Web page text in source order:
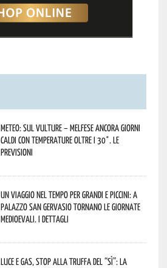
Meteo: sul Vulture – melfese ancora giorni
caldi con temperature oltre i 30°. Le
previsioni
Un viaggio nel tempo per grandi e piccini: a
Palazzo San Gervasio tornano le Giornate
Medioevali. I dettagli
Luce e gas, stop alla truffa del “Sì”: la